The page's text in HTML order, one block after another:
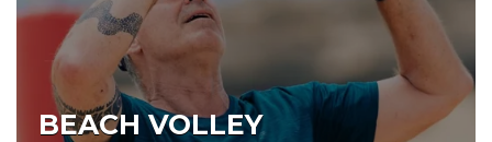
BEACH VOLLEY